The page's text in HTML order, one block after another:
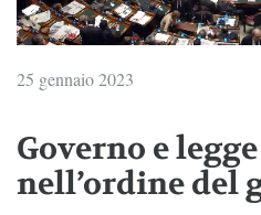
25 gennaio 2023
Governo e legge
nell’ordine del